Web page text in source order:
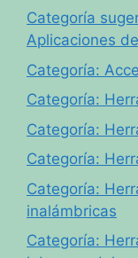
Categoría
Aplicaciones
Categoría:
Categoría:
Categoría:
Categoría:
Categoría:
inalámbricas
Categoría: